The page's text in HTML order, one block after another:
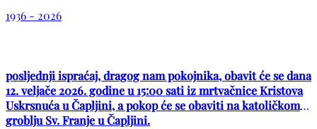
1936 - 2026
posljednji ispraćaj, dragog nam pokojnika, obavit će se dana
12. veljače 2026. godine u 15:00 sati iz mrtvačnice Kristova
Uskrsnuća u Čapljini, a pokop će se obaviti na katoličkom
groblju Sv. Franje u Čapljini.